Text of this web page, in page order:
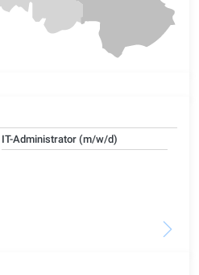
IT-Administrator (m/w/d)